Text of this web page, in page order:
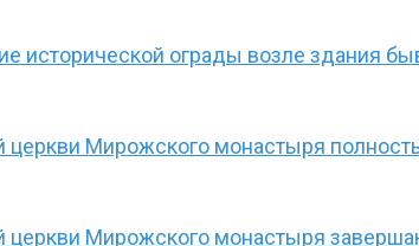
исторической ограды возле здания
церкви Мирожского монастыря
церкви Мирожского монастыря